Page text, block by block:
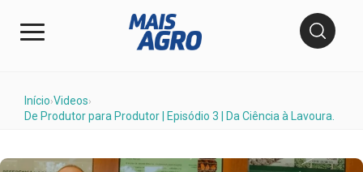
Início›Videos›
De Produtor para Produtor | Episódio 3 | Da Ciência à Lavoura.